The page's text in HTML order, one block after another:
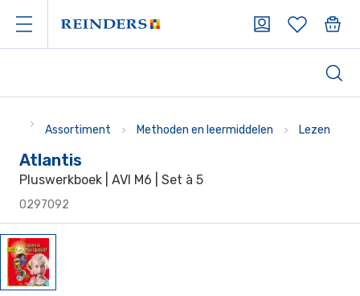
Assortiment Methoden en leermiddelen Lezen
Atlantis
Pluswerkboek | AVI M6 | Set à 5
0297092